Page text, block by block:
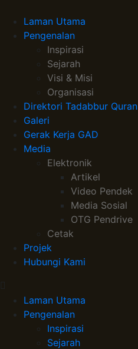
Laman Utama
Pengenalan
Inspirasi
Sejarah
Visi & Misi
Organisasi
Direktori Tadabbur Quran
Galeri
Gerak Kerja GAD
Media
Elektronik
Artikel
Video Pendek
Media Sosial
OTG Pendrive
Cetak
Projek
Hubungi Kami
Laman Utama
Pengenalan
Inspirasi
Sejarah